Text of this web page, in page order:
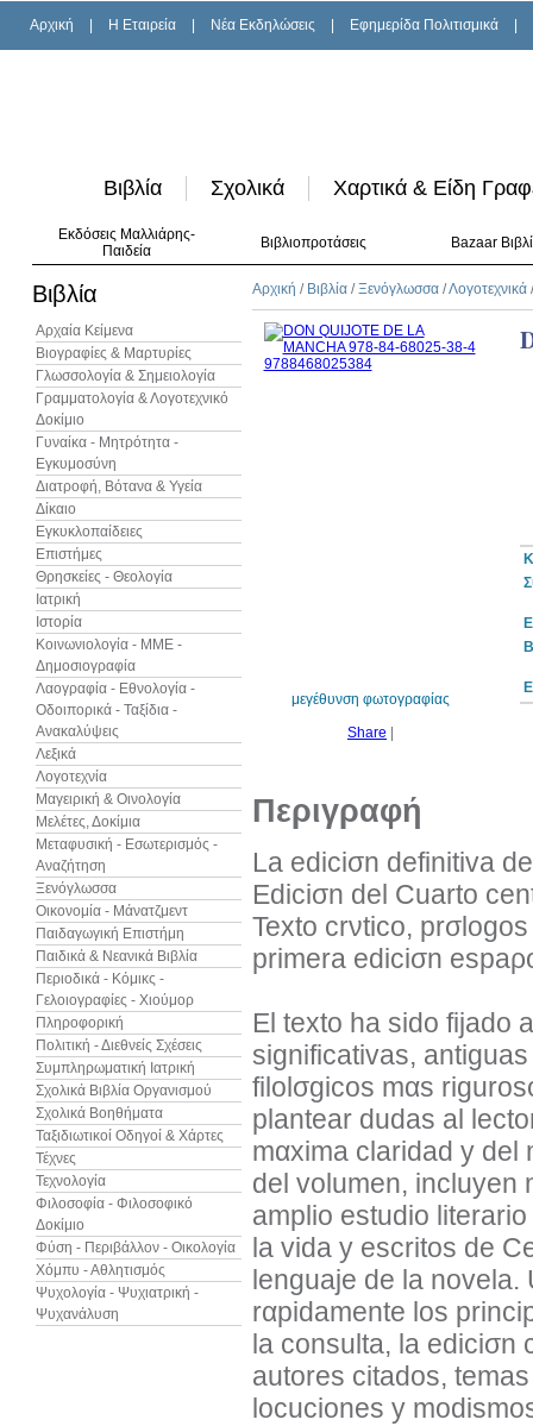
Αρχική H Εταιρεία Νέα Εκδηλώσεις Εφημερίδα Πολιτισμικά
Βιβλία Σχολικά Χαρτικά & Είδη
Εκδόσεις Μαλλιάρης-
Παιδεία
Βιβλιοπροτάσεις Bazaar
Βιβλία
Αρχαία Κείμενα
Βιογραφίες & Μαρτυρίες
Γλωσσολογία & Σημειολογία
Γραμματολογία & Λογοτεχνικό
Δοκίμιο
Γυναίκα - Μητρότητα -
Εγκυμοσύνη
Διατροφή, Βότανα & Υγεία
Δίκαιο
Εγκυκλοπαίδειες
Επιστήμες
Θρησκείες - Θεολογία
Ιατρική
Ιστορία
Κοινωνιολογία - ΜΜΕ -
Δημοσιογραφία
Λαογραφία - Εθνολογία -
Οδοιπορικά - Ταξίδια -
Ανακαλύψεις
Λεξικά
Λογοτεχνία
Μαγειρική & Οινολογία
Μελέτες, Δοκίμια
Μεταφυσική - Εσωτερισμός -
Αναζήτηση
Ξενόγλωσσα
Οικονομία - Μάνατζμεντ
Παιδαγωγική Επιστήμη
Παιδικά & Νεανικά Βιβλία
Περιοδικά - Κόμικς -
Γελοιογραφίες - Χιούμορ
Πληροφορική
Πολιτική - Διεθνείς Σχέσεις
Συμπληρωματική Ιατρική
Σχολικά Βιβλία Οργανισμού
Σχολικά Βοηθήματα
Ταξιδιωτικοί Οδηγοί & Χάρτες
Τέχνες
Τεχνολογία
Φιλοσοφία - Φιλοσοφικό
Δοκίμιο
Φύση - Περιβάλλον - Οικολογία
Χόμπυ - Αθλητισμός
Ψυχολογία - Ψυχιατρική -
Ψυχανάλυση
Αρχική / Βιβλία /Ξενόγλωσσα /Λογοτεχνικά
μεγέθυνση φωτογραφίας
Share
Περιγραφή
La ediciσn definitiva
Ediciσn del Cuarto
Texto crνtico,
primera ediciσn
El texto ha sido fijado
significativas,
filolσgicos mαs
plantear dudas al
mαxima claridad y del
del volumen, incluyen
amplio estudio
la vida y escritos de
lenguaje de la novela.
rαpidamente los
la consulta, la ediciσn
autores citados,
locuciones y